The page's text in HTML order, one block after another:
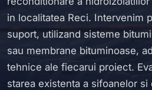
in localitatea Reci. Intervenim
suport, utilizand sisteme
sau membrane bituminoase,
tehnice ale fiecarui proiect.
starea existenta a sifoanelor